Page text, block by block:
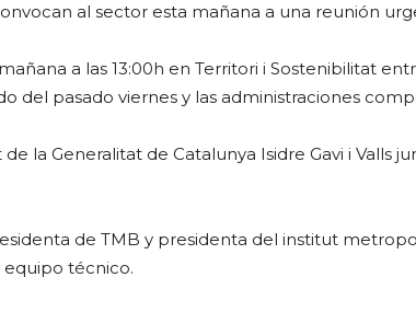
al sector esta mañana a una reunión
a las 13:00h en Territori i Sostenibilitat
del pasado viernes y las administraciones
la Generalitat de Catalunya Isidre Gavi i Valls
de TMB y presidenta del institut
técnico.